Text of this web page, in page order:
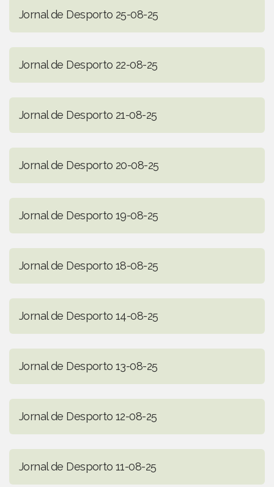
Jornal de Desporto 25-08-25
Jornal de Desporto 22-08-25
Jornal de Desporto 21-08-25
Jornal de Desporto 20-08-25
Jornal de Desporto 19-08-25
Jornal de Desporto 18-08-25
Jornal de Desporto 14-08-25
Jornal de Desporto 13-08-25
Jornal de Desporto 12-08-25
Jornal de Desporto 11-08-25